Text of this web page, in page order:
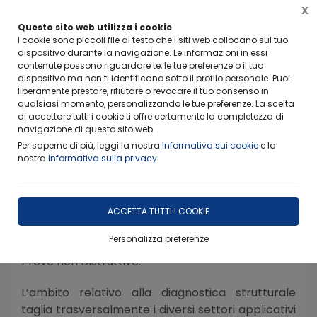
Questo sito web utilizza i cookie
I cookie sono piccoli file di testo che i siti web collocano sul tuo
dispositivo durante la navigazione. Le informazioni in essi
contenute possono riguardare te, le tue preferenze o il tuo
dispositivo ma non ti identificano sotto il profilo personale. Puoi
liberamente prestare, rifiutare o revocare il tuo consenso in
qualsiasi momento, personalizzando le tue preferenze. La scelta
di accettare tutti i cookie ti offre certamente la completezza di
navigazione di questo sito web.
Per saperne di più, leggi la nostra Informativa sui cookiee la
nostra Informativa sulla privacy
ACCETTA TUTTI I COOKIE
Personalizza preferenze
X
Info importanti per non rimanere scottati
Home Ambiti Operativi Diagnostica Strutturale
Il Laboratorio Dismat garantisce la necessaria
tempi, metodi e risorse specifiche ottimizzando
l’analisi tecnico-operativa e razionalizzando i
diversi sistemi di diagnosi strutturale utilizzati
grazie a personale certificato II e III livello per
Prove non Distruttive.
L’ambito relativo alla diagnostica strutturale
taglia trasversalmente i diversi settori applicativi